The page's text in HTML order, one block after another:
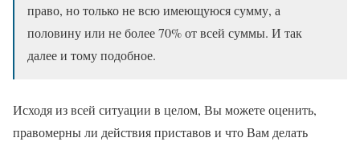
право, но только не всю имеющуюся сумму, а
половину или не более 70% от всей суммы. И так
далее и тому подобное.
Исходя из всей ситуации в целом, Вы можете оценить,
правомерны ли действия приставов и что Вам делать